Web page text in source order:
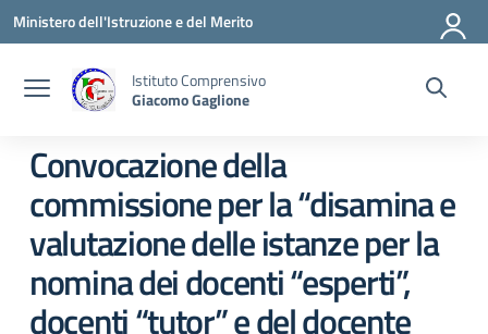
Vai ai contenuti
Vai al menu di navigazione
Vai al footer
Ministero dell'Istruzione e del Merito
Istituto Comprensivo
Giacomo Gaglione
Convocazione della
commissione per la “disamina e
valutazione delle istanze per la
nomina dei docenti “esperti”,
docenti “tutor” e del docente